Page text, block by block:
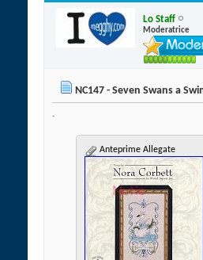
Lo Staff
Moderatrice
NC147 - Seven Swans a
.
Anteprime Allegate